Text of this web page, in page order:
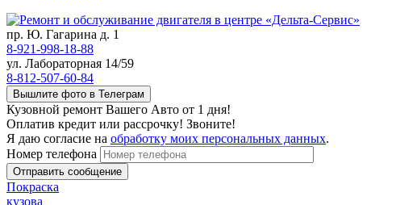
пр. Ю. Гагарина д. 1
8-921-998-18-88
ул. Лабораторная 14/59
8-812-507-60-84
Вышлите фото в Телеграм
Кузовной ремонт Вашего Авто от 1 дня!
Оплатив кредит или рассрочку! Звоните!
Я даю согласие на обработку моих персональных данных.
Номер телефона
Покраска
кузова